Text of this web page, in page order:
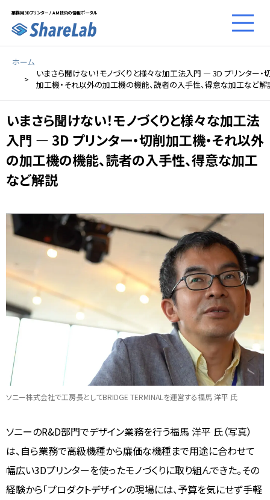
業務用3Dプリンター / AM技術の情報ポータル
ホーム
いまさら聞けない！モノづくりと様々な加工法入門 ― 3D プリンター・
加工機・それ以外の加工機の機能、読者の入手性、得意な加工など解
いまさら聞けない！モノづくりと様々な加工法
入門 ― 3D プリンター・切削加工機・それ以外
の加工機の機能、読者の入手性、得意な加工
など解説
ソニー株式会社で工房長としてBRIDGE TERMINALを運営する福馬 洋平 氏
ソニーのR&D部門でデザイン業務を行う福馬 洋平 氏（写真）
は、自ら業務で高級機種から廉価な機種まで用途に合わせて
幅広い3Dプリンターを使ったモノづくりに取り組んできた。その
経験から「プロダクトデザインの現場には、予算を気にせず手軽